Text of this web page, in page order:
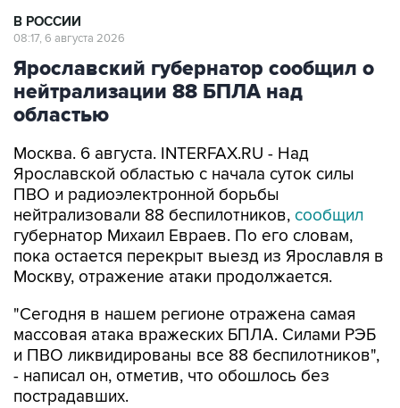
В РОССИИ
08:17, 6 августа 2026
Ярославский губернатор сообщил о
нейтрализации 88 БПЛА над
областью
Москва. 6 августа. INTERFAX.RU - Над
Ярославской областью с начала суток силы
ПВО и радиоэлектронной борьбы
нейтрализовали 88 беспилотников, сообщил
губернатор Михаил Евраев. По его словам,
пока остается перекрыт выезд из Ярославля в
Москву, отражение атаки продолжается.
"Сегодня в нашем регионе отражена самая
массовая атака вражеских БПЛА. Силами РЭБ
и ПВО ликвидированы все 88 беспилотников",
- написал он, отметив, что обошлось без
пострадавших.